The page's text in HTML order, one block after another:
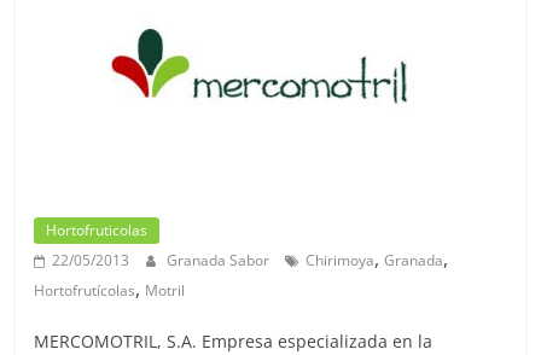
Hortofruticolas
22/05/2013
Granada Sabor Chirimoya,Granada,
Hortofrutícolas, Motril
MERCOMOTRIL, S.A. Empresa especializada en la